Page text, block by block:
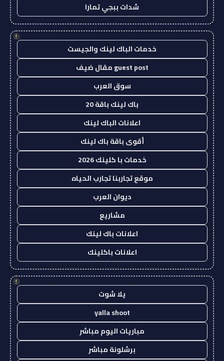
شدات ببجي تمارا
!
خدمات الباك لينك والجيست
guest post مقال ضيف
سوق العرب
باك لينك باقة 20
اعلانات الباك لينك
أقوى باقة باك لينك
خدمات با كلينك 2026
موقع تجاربنا تجارب الحياه
ديوان العرب
مشاريع
اعلانات باك لينك
اعلانات باكلينك
!
يلا شوت
yalla shoot
مباريات اليوم مباشر
برشلونة مباشر